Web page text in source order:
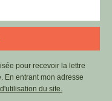
pour recevoir la lettre
En entrant mon adresse
du site.